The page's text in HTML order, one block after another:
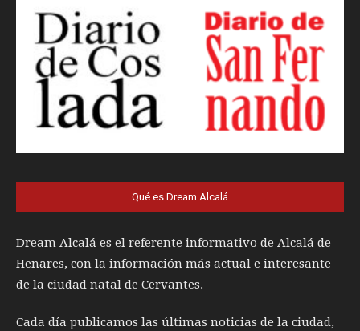
Qué es Dream Alcalá
Dream Alcalá es el referente informativo de Alcalá de
Henares, con la información más actual e interesante
de la ciudad natal de Cervantes.
Cada día publicamos las últimas noticias de la ciudad,